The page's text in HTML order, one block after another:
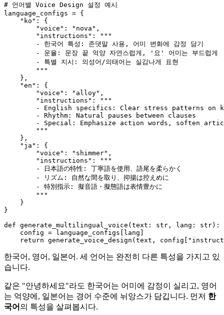
# 언어별 Voice Design 설정 예시
language_configs = {
"ko" : {
"voice" : "nova" ,
"instructions" :
"""
        - 한국어 특성: 존댓말 사용, 어미 변화에 감정 담기
        - 운율: 문장 끝 억양 자연스럽게, '요' 어미는 부드럽게
        - 특별 지시: 의성어/의태어는 실감나게 표현
        """
    },
"en" : {
"voice" : "alloy" ,
"instructions" :
"""
- English specifics: Clear stress patterns on
        - Rhythm: Natural pauses between clauses
- Special: Emphasize action words, soften
        """
    },
"ja" : {
"voice" : "shimmer" ,
"instructions" :
"""
        - 日本語の特性: 丁寧語を使用、語尾を柔らかく
        - リズム: 自然な間を取り、抑揚は控えめに
        - 特別指示: 擬音語・擬態語は表情豊かに
        """
    }
}
def generate_multilingual_voice (text: str , lang: str):
    config = language_configs[lang]
return generate_voice_design(text, config[
한국어, 영어, 일본어. 세 언어는 완전히 다른 특성을 가지고 있
습니다.
같은 "안녕하세요"라도 한국어는 어미에 감정이 실리고, 영어
는 억양에, 일본어는 경어 수준에 뉘앙스가 담깁니다. 먼저 한
국어 의 특성을 살펴봅시다.